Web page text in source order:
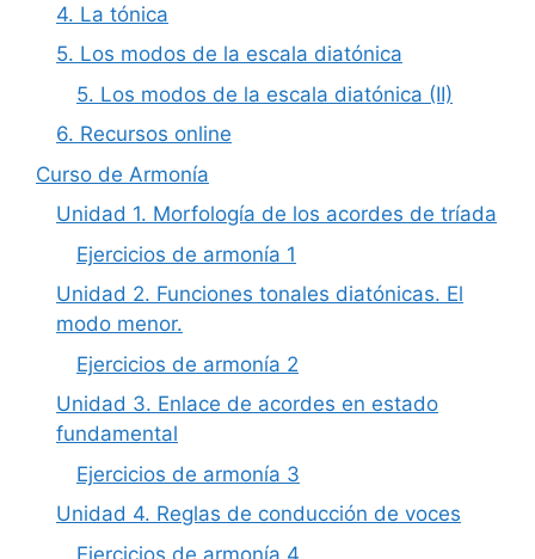
4. La tónica
5. Los modos de la escala diatónica
5. Los modos de la escala diatónica (II)
6. Recursos online
Curso de Armonía
Unidad 1. Morfología de los acordes de tríada
Ejercicios de armonía 1
Unidad 2. Funciones tonales diatónicas. El
modo menor.
Ejercicios de armonía 2
Unidad 3. Enlace de acordes en estado
fundamental
Ejercicios de armonía 3
Unidad 4. Reglas de conducción de voces
Ejercicios de armonía 4